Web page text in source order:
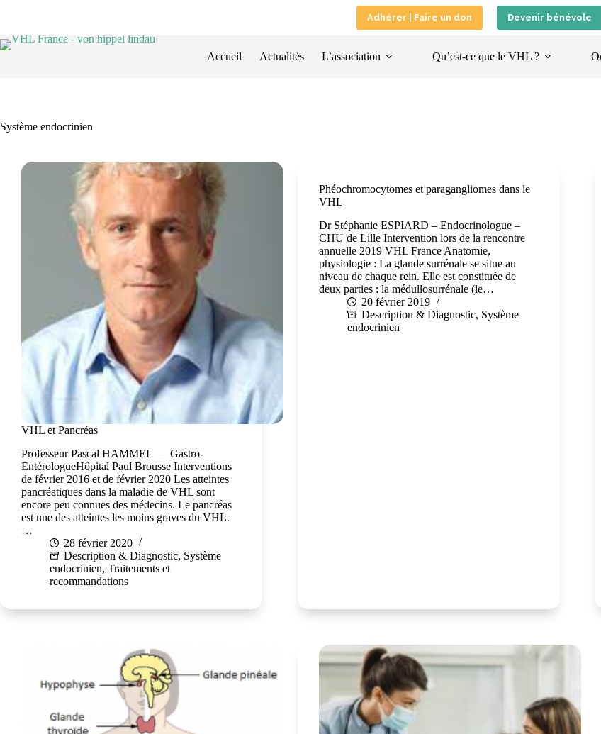
Adhérer | Faire un don Devenir bénévole
Accueil Actualités L’association Qu’est-ce que le VHL ?
Système endocrinien
VHL et Pancréas
Professeur Pascal HAMMEL – Gastro-
EntérologueHôpital Paul Brousse Interventions
de février 2016 et de février 2020 Les atteintes
pancréatiques dans la maladie de VHL sont
encore peu connues des médecins. Le pancréas
est une des atteintes les moins graves du VHL.
…
28 février 2020
Description & Diagnostic, Système
endocrinien, Traitements et
recommandations
Phéochromocytomes et paragangliomes dans le
VHL
Dr Stéphanie ESPIARD – Endocrinologue –
CHU de Lille Intervention lors de la rencontre
annuelle 2019 VHL France Anatomie,
physiologie : La glande surrénale se situe au
niveau de chaque rein. Elle est constituée de
deux parties : la médullosurrénale (le…
20 février 2019
Description & Diagnostic, Système
endocrinien